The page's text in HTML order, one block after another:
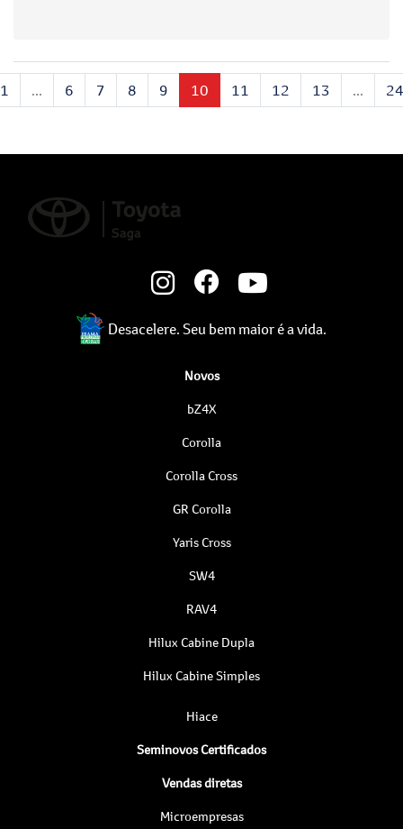
1 ... 6 7 8 9 10 11 12 13 ... 24
Desacelere. Seu bem maior é a vida.
Novos
bZ4X
Corolla
Corolla Cross
GR Corolla
Yaris Cross
SW4
RAV4
Hilux Cabine Dupla
Hilux Cabine Simples
Hiace
Seminovos Certificados
Vendas diretas
Microempresas